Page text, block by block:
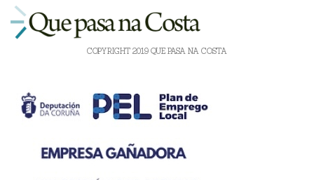
COPYRIGHT 2019 QUE PASA NA COSTA